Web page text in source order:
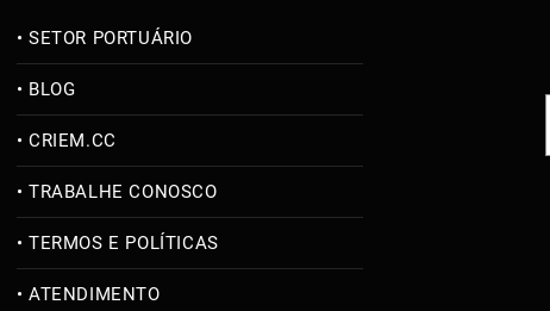
SETOR PORTUÁRIO
BLOG
CRIEM.CC
TRABALHE CONOSCO
TERMOS E POLÍTICAS
ATENDIMENTO